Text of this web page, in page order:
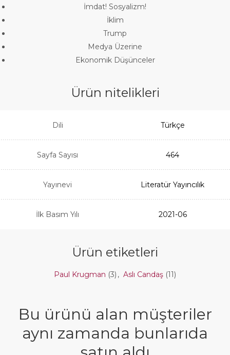
İmdat! Sosyalizm!
İklim
Trump
Medya Üzerine
Ekonomik Düşünceler
Ürün nitelikleri
Dili Türkçe
Sayfa Sayısı 464
Yayınevi Literatür Yayıncılık
İlk Basım Yılı 2021-06
Ürün etiketleri
Paul Krugman (3) , Aslı Candaş (11)
Bu ürünü alan müşteriler
aynı zamanda bunlarıda